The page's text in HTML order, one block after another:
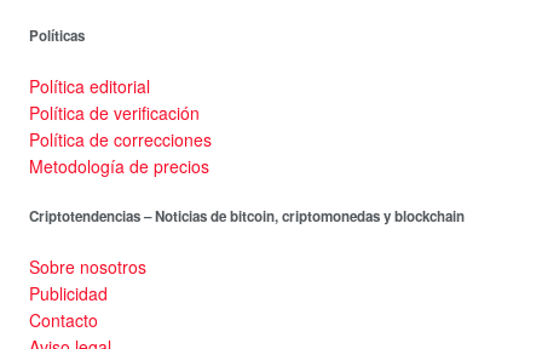
Políticas
Política editorial
Política de verificación
Política de correcciones
Metodología de precios
Criptotendencias – Noticias de bitcoin, criptomonedas y blockchain
Sobre nosotros
Publicidad
Contacto